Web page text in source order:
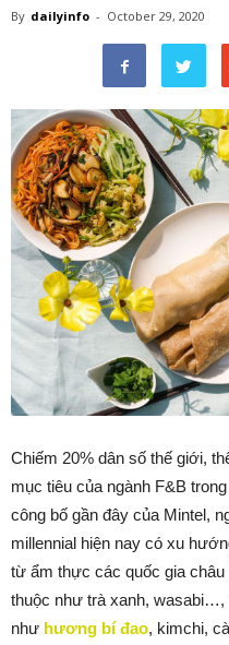
By dailyinfo - October 29, 2020
Chiếm 20% dân số thế giới,
mục tiêu của ngành F&B
công bố gần đây của Mintel,
millennial hiện nay có xu
từ ẩm thực các quốc gia
thuộc như trà xanh,
như hương bí đao, kimchi,